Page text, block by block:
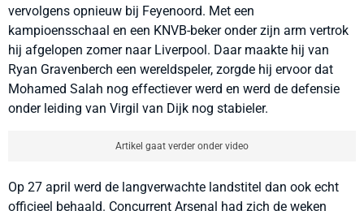
vervolgens opnieuw bij Feyenoord. Met een
kampioensschaal en een KNVB-beker onder zijn arm vertrok
hij afgelopen zomer naar Liverpool. Daar maakte hij van
Ryan Gravenberch een wereldspeler, zorgde hij ervoor dat
Mohamed Salah nog effectiever werd en werd de defensie
onder leiding van Virgil van Dijk nog stabieler.
Artikel gaat verder onder video
Op 27 april werd de langverwachte landstitel dan ook echt
officieel behaald. Concurrent Arsenal had zich de weken